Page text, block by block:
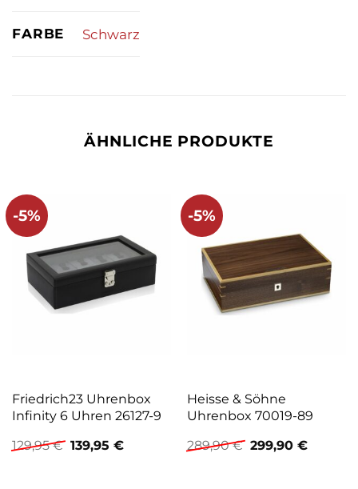
FARBE Schwarz
ÄHNLICHE PRODUKTE
-5%
Friedrich23 Uhrenbox
Infinity 6 Uhren 26127-9
129,95€ Ursprünglicher
Preis
139,95 €Aktueller
-5%
Heisse & Söhne
Uhrenbox 70019-89
289,90€ Ursprünglicher
Preis
299,90 €